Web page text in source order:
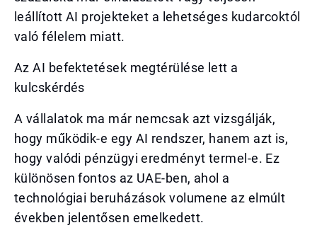
leállított AI projekteket a lehetséges kudarcoktól
való félelem miatt.
Az AI befektetések megtérülése lett a
kulcskérdés
A vállalatok ma már nemcsak azt vizsgálják,
hogy működik-e egy AI rendszer, hanem azt is,
hogy valódi pénzügyi eredményt termel-e. Ez
különösen fontos az UAE-ben, ahol a
technológiai beruházások volumene az elmúlt
években jelentősen emelkedett.